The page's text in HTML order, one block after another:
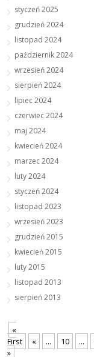
styczeń 2025
grudzień 2024
listopad 2024
październik 2024
wrzesień 2024
sierpień 2024
lipiec 2024
czerwiec 2024
maj 2024
kwiecień 2024
marzec 2024
luty 2024
styczeń 2024
listopad 2023
wrzesień 2023
grudzień 2015
kwiecień 2015
luty 2015
listopad 2013
sierpień 2013
«
First
« ... 10 ...
»